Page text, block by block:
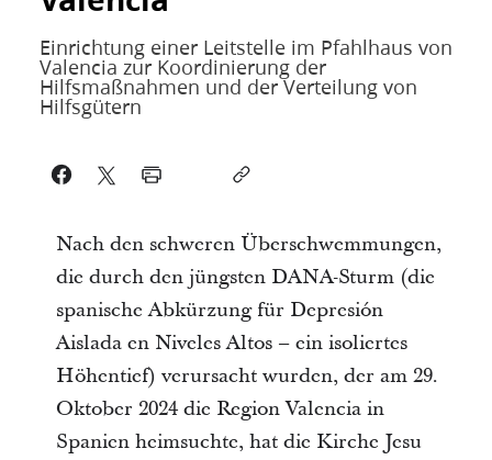
Einrichtung einer Leitstelle im Pfahlhaus von
Valencia zur Koordinierung der
Hilfsmaßnahmen und der Verteilung von
Hilfsgütern
Nach den schweren Überschwemmungen,
die durch den jüngsten DANA-Sturm (die
spanische Abkürzung für Depresión
Aislada en Niveles Altos – ein isoliertes
Höhentief) verursacht wurden, der am 29.
Oktober 2024 die Region Valencia in
Spanien heimsuchte, hat die Kirche Jesu